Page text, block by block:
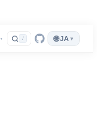
▾ / 🌐 JA ▾